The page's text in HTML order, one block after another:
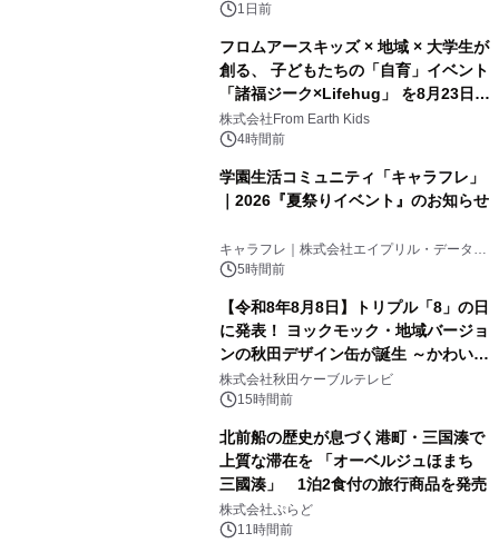
ボグッズも発売決定！
1日前
フロムアースキッズ × 地域 × 大学生が
創る、 子どもたちの「自育」イベント
「諸福ジーク×Lifehug」 を8月23日
(日)開催
株式会社From Earth Kids
4時間前
学園生活コミュニティ「キャラフレ」
｜2026『夏祭りイベント』のお知らせ
キャラフレ｜株式会社エイプリル・データ・
デザインズ
5時間前
【令和8年8月8日】トリプル「8」の日
に発表！ ヨックモック・地域バージョ
ンの秋田デザイン缶が誕生 ～かわいい
秋田犬の子犬と秋田の四季と名所を巡
るパッケージ～ 9月1日(火)秋田県内で
株式会社秋田ケーブルテレビ
15時間前
北前船の歴史が息づく港町・三国湊で
上質な滞在を 「オーベルジュほまち
三國湊」 1泊2食付の旅行商品を発売
株式会社ぷらど
11時間前